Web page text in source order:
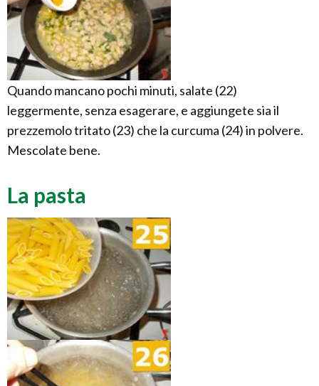
Quando mancano pochi minuti, salate (22)
leggermente, senza esagerare, e aggiungete sia il
prezzemolo tritato (23) che la curcuma (24) in polvere.
Mescolate bene.
La pasta